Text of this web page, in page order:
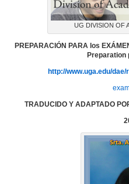
UG DIVISION OF
PREPARACIÓN PARA los
Preparation
http://www.uga.edu/
TRADUCIDO Y ADAPTADO